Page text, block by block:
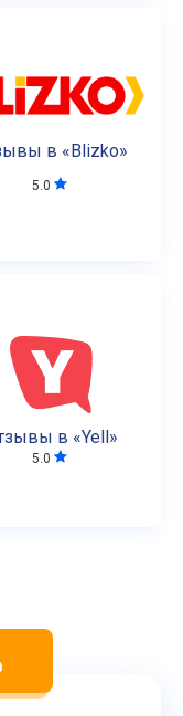
в «Blizko»
5.0
в «Yell»
5.0